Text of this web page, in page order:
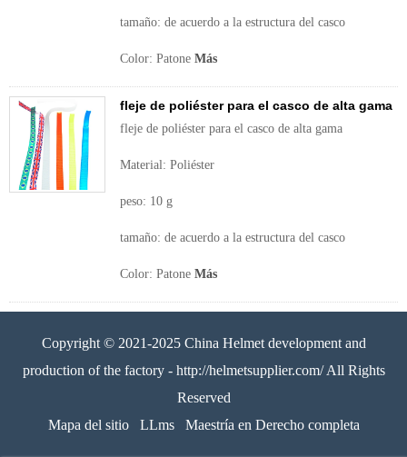
tamaño: de acuerdo a la estructura del casco
Color: Patone Más
fleje de poliéster para el casco de alta gama
fleje de poliéster para el casco de alta gama
Material: Poliéster
peso: 10 g
tamaño: de acuerdo a la estructura del casco
Color: Patone Más
Copyright © 2021-2025 China Helmet development and
production of the factory - http://helmetsupplier.com/ All Rights
Reserved
Mapa del sitio
LLms Maestría en Derecho completa